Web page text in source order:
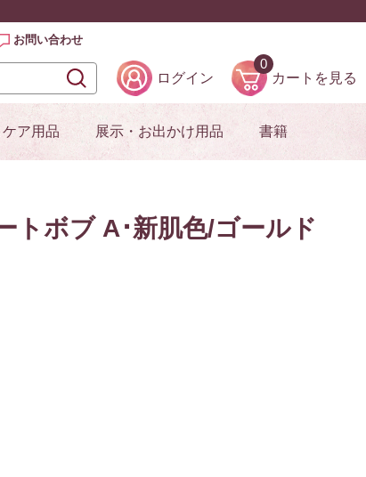
お問い合わせ
ログイン
0
カートを見る
ア用品 展示・お出かけ用品 書籍
トボブ A･新肌色/ゴールド